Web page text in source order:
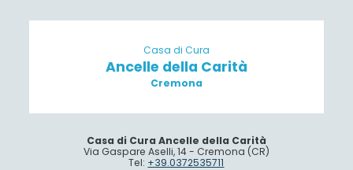
Casa di Cura
Ancelle della Carità
Cremona
Casa di Cura Ancelle della Carità
Via Gaspare Aselli, 14 - Cremona (CR)
Tel: +39.0372535711